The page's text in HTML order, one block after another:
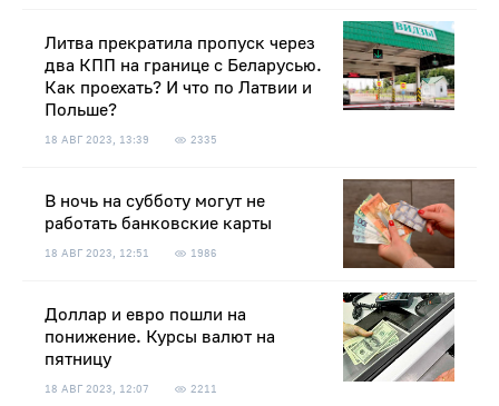
Литва прекратила пропуск через
два КПП на границе с Беларусью.
Как проехать? И что по Латвии и
Польше?
18 АВГ 2023, 13:39 2335
В ночь на субботу могут не
работать банковские карты
18 АВГ 2023, 12:51 1986
Доллар и евро пошли на
понижение. Курсы валют на
пятницу
18 АВГ 2023, 12:07 2211